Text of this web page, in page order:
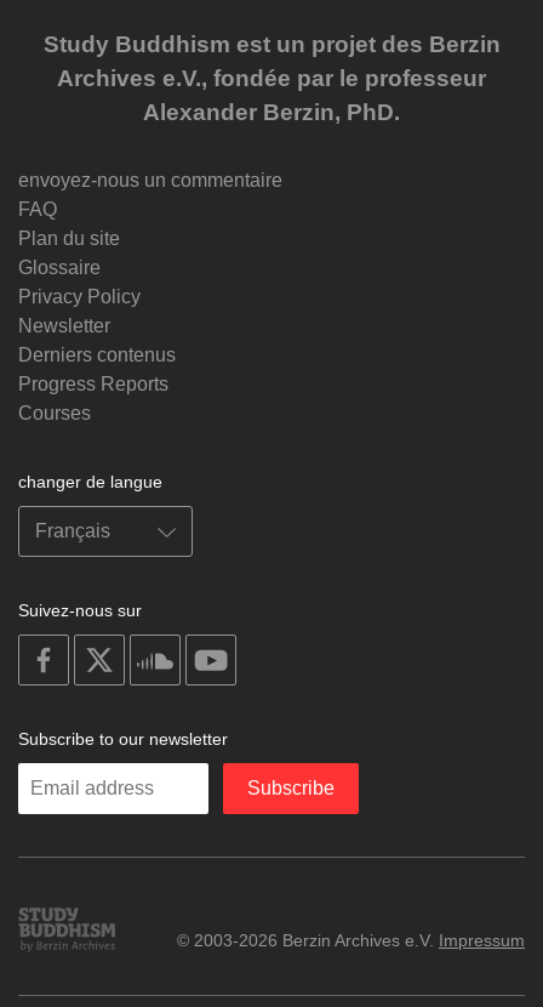
Study Buddhism est un projet des Berzin
Archives e.V., fondée par le professeur
Alexander Berzin, PhD.
envoyez-nous un commentaire
FAQ
Plan du site
Glossaire
Privacy Policy
Newsletter
Derniers contenus
Progress Reports
Courses
changer de langue
Suivez-nous sur
on
facebook
on
on
soundcloud
Subscribe to our newsletter
Enter
Subscribe
Study
Buddhism
© 2003-2026 Berzin Archives e.V. Impressum